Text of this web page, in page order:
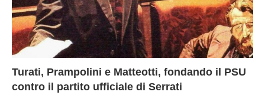
Turati, Prampolini e Matteotti, fondando il PSU
contro il partito ufficiale di Serrati